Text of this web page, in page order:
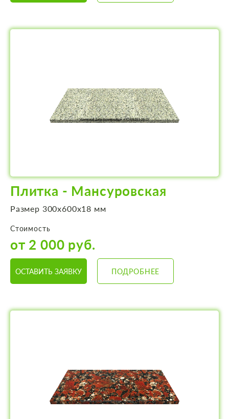
Плитка - Мансуровская
Размер 300х600х18 мм
Стоимость
от 2 000 руб.
ОСТАВИТЬ ЗАЯВКУ ПОДРОБНЕЕ